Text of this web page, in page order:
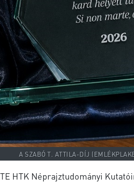
A SZABÓ T. ATTILA-DÍJ
HTK Néprajztudományi